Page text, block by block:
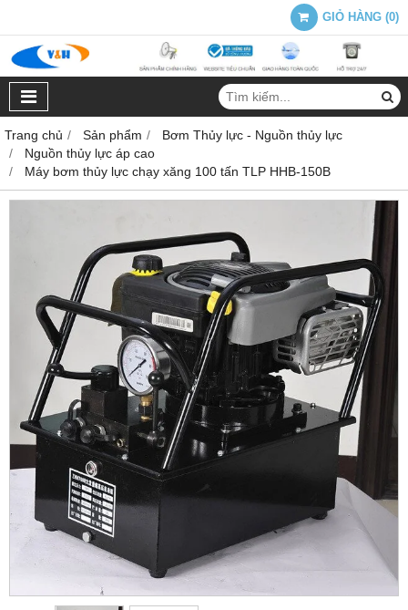
GIỎ HÀNG (0)
Trang chủ Sản phẩm
Bơm Thủy lực - Nguồn thủy lực
Nguồn thủy lực áp cao
Máy bơm thủy lực chạy xăng 100 tấn TLP HHB-150B